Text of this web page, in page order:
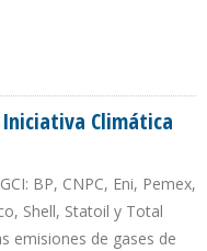
Climática
BP, CNPC, Eni, Pemex,
Shell, Statoil y Total
emisiones de gases de